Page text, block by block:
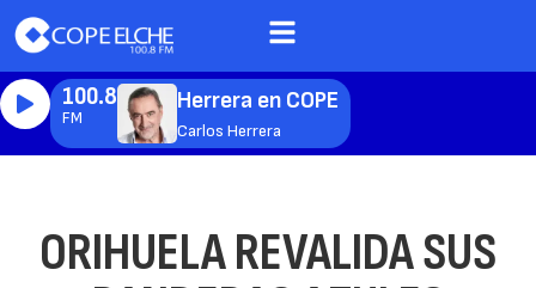
100.8
FM
Herrera en COPE
Carlos Herrera
ORIHUELA REVALIDA SUS